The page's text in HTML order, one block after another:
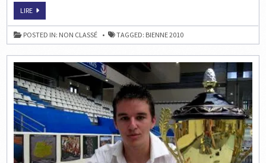
LIREECHECS
BIENNE
:
MAXIME
MARQUE
POSTED IN: NON CLASSÉ TAGGED: BIENNE 2010